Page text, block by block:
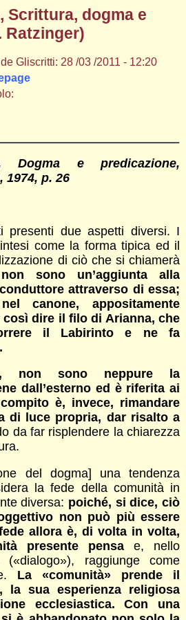
Scrittura, dogma e
Ratzinger)
Gliscritti: 28 /03 /2011 - 12:20
Dogma e predicazione,
1974, p. 26
presenti due aspetti diversi. I
come la forma tipica ed il
di ciò che si chiamerà
non sono un’aggiunta alla
attraverso di essa;
canone, appositamente
dire il filo di Arianna, che
il Labirinto e ne fa
non sono neppure la
dall’esterno ed è riferita ai
è, invece, rimandare
di luce propria, dar risalto a
da far risplendere la chiarezza
del dogma] una tendenza
la fede della comunità in
diversa: poiché, si dice, ciò
non può più essere
allora è, di volta in volta,
presente pensa e, nello
raggiunge come
La «comunità» prende il
la sua esperienza religiosa
ecclesiastica. Con una